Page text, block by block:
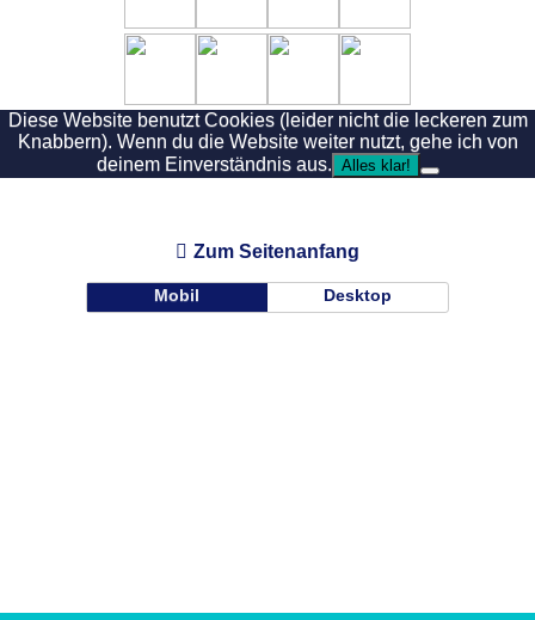
Diese Website benutzt Cookies (leider nicht die leckeren zum
Knabbern). Wenn du die Website weiter nutzt, gehe ich von
deinem Einverständnis aus. Alles klar!
Zum Seitenanfang
Mobil Desktop